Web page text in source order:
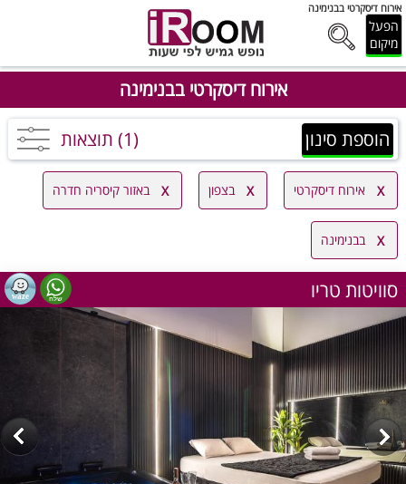
אירוח דיסקרטי בבנימינה
הפעל
מיקום
אירוח דיסקרטי בבנימינה
הוספת סינון (1) תוצאות
אירוח דיסקרטי בצפון באזור קיסריה חדרה
בבנימינה
סוויטות טריו